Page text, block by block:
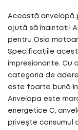
Această anvelopă
ajută să înaintați!
pentru Osia
Specificațiile
impresionante. Cu
categoria de
este foarte bună
Anvelopa este
energetice C,
privește consumul